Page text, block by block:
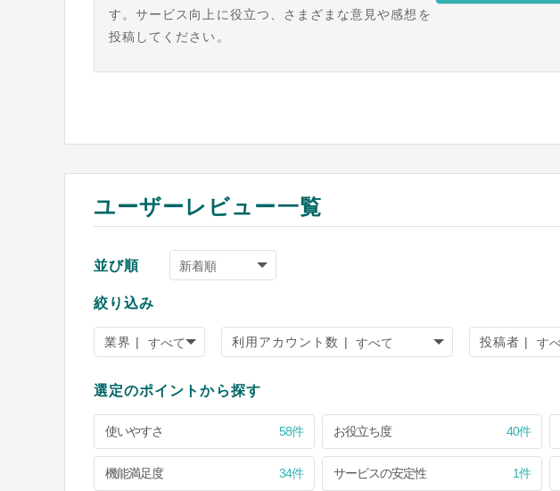
す。サービス向上に役立つ、さまざまな意見や感想を
投稿してください。
ユーザーレビュー一覧
並び順
絞り込み
業界 | 利用アカウント数 | 投稿者 |
選定のポイントから探す
使いやすさ 58件 お役立ち度 40件
機能満足度 34件 サービスの安定性 1件